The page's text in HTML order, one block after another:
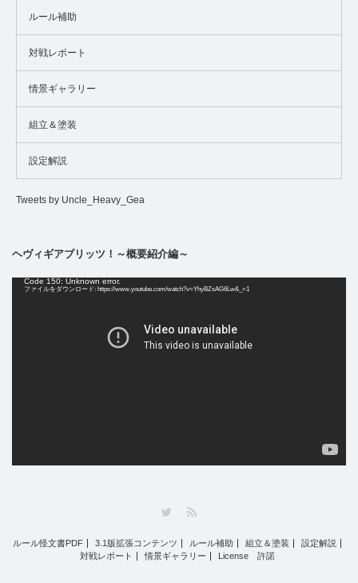
ルール補助
対戦レポート
情景ギャラリー
組立＆塗装
設定解説
Tweets by Uncle_Heavy_Gea
ヘヴィギアブリッツ！～概要紹介編～
Code 150: Unknown error.
ファイルをダウンロード: https://www.youtube.com/watch?v=YhyBZsAG6Lw&_=1
ルール怪文書PDF 3.1版拡張コンテンツ ルール補助 組立＆塗装
設定解説
対戦レポート
情景ギャラリー License 許諾